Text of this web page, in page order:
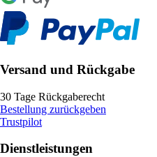
Versand und Rückgabe
30 Tage Rückgaberecht
Bestellung zurückgeben
Trustpilot
Dienstleistungen